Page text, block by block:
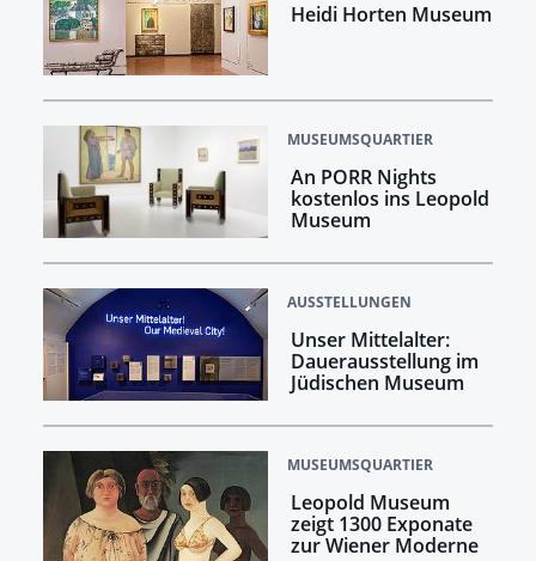
Heidi Horten Museum
MUSEUMSQUARTIER
An PORR Nights
kostenlos ins Leopold
Museum
AUSSTELLUNGEN
Unser Mittelalter:
Dauerausstellung im
Jüdischen Museum
MUSEUMSQUARTIER
Leopold Museum
zeigt 1300 Exponate
zur Wiener Moderne